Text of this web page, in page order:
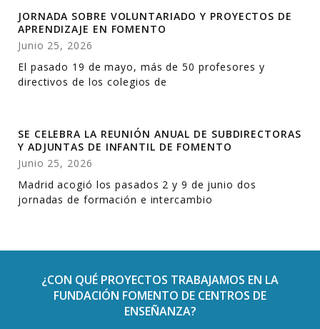
JORNADA SOBRE VOLUNTARIADO Y PROYECTOS DE
APRENDIZAJE EN FOMENTO
Junio 25, 2026
El pasado 19 de mayo, más de 50 profesores y
directivos de los colegios de
SE CELEBRA LA REUNIÓN ANUAL DE SUBDIRECTORAS
Y ADJUNTAS DE INFANTIL DE FOMENTO
Junio 25, 2026
Madrid acogió los pasados 2 y 9 de junio dos
jornadas de formación e intercambio
¿CON QUÉ PROYECTOS TRABAJAMOS EN LA
FUNDACIÓN FOMENTO DE CENTROS DE
ENSEÑANZA?